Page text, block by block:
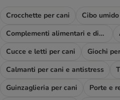
Crocchette per cani Cibo
Complementi alimentari e diete
Cucce e letti per cani
Giochi
Calmanti per cani e antistress
Guinzaglieria per cani
Porte e